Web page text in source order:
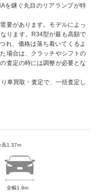
を継ぐ丸目のリアランプが特
要があります。モデルによっ
ります。R34型が最も高額で
れ、価格は落ち着いてくるよ
場合は、クラッチやシフトの
査定の時には調整が必要とな
車買取・査定で、一括査定し
高1.37m
全幅1.9m